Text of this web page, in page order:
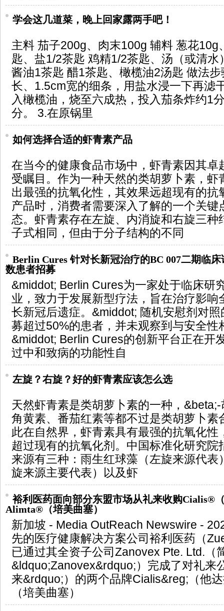
学会这几道菜，晚上回家露两手吧！
主料 茄子200g、肉末100g 辅料 葱花10g
匙、盐1/2茶匙 鸡精1/2茶匙、汤（或清
酱油1茶匙 醋1茶匙、橄榄油2汤匙 做法
长、1.5cm宽的细条，用盐水浸一下再滤
入橄榄油，烧至六成热，投入茄条炸约1
分。 3.在原锅里
如何选择合适的虾青素产品
在当今的健康食品市场中，虾青素因其卓
受瞩目。作为一种天然的类胡萝卜素，虾
出最强的抗氧化性，其效果远超现有的抗
产品时，消费者需要深入了解的一个关键
态。虾青素存在左旋、内消旋和右旋三种
子式相同，但由于分子结构的不同
Berlin Cures 针对长新冠治疗的BC 007二期临
数患者招募
&middot; Berlin Cures为一家处于临床研
业，致力于发展新型疗法，旨在治疗影响
长新冠后遗症。&middot; 随机安慰剂对
募超过50%的患者，并未观察到与安全性
&middot; Berlin Cures的创新平台正在开
过中和致病的功能性自
左旋？右旋？好的虾青素应该怎么选
天然虾青素是类胡萝卜素的一种，
角黄素、番茄红素等都不过是类胡萝卜素
此在自然界，虾青素具有最强的抗氧化性
超过现有的抗氧化剂。中国标准化研究院
来源有三种：雨生红球藻（左旋来源代表
旋来源主要代表）以及虾
裕利医药面向部分东盟市场从礼来收购Cialis®
Alimta®（培美曲塞）
新加坡 - Media OutReach Newswire -
先的医疗健康解决方案公司裕利医药（
已通过其全资子公司Zanovex Pte. Ltd.（
&ldquo;Zanovex&rdquo;）完成了对礼来
来&rdquo;）的两个品牌Cialis&reg;（他
（培美曲塞）